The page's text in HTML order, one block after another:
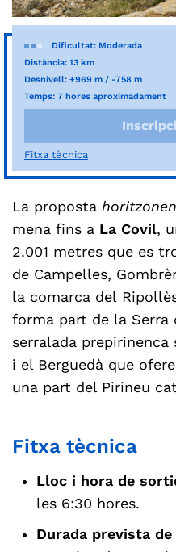
Dificultat: Moderada
Distància: 13 km
Desnivell: +969 m / -758 m
Temps: 7 hores aproximadament
Fitxa tècnica
La proposta
mena fins a La Covil,
2.001 metres que es
de Campelles,
la comarca del
forma part de la Serra
serralada
i el Berguedà que
una part del Pirineu
Fitxa tècnica
Lloc i hora de
les 6:30 hores.
Durada prevista de